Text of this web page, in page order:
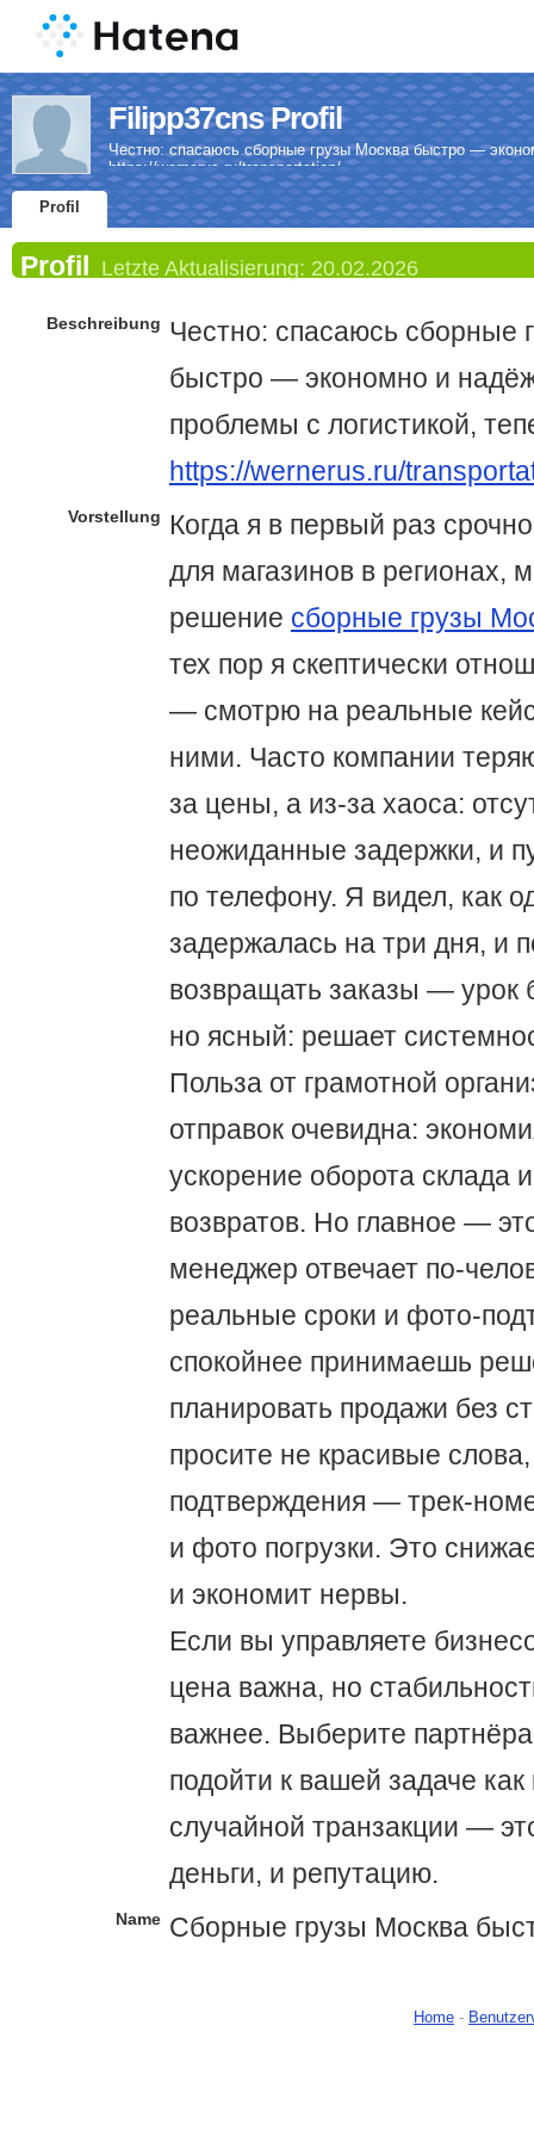
Filipp37cns Profil
Честно: спасаюсь сборные грузы Москва быстро —
https://wernerus.ru/transportation/
Profil
Profil Letzte Aktualisierung: 20.02.2026
Beschreibung Честно: спасаюсь сборные
быстро — экономно и
проблемы с логистикой,
https://wernerus.ru/
Vorstellung
Когда я в первый раз
для магазинов в регионах,
решение сборные грузы
тех пор я скептически
— смотрю на реальные
ними. Часто компании
за цены, а из-за хаоса:
неожиданные задержки, и
по телефону. Я видел, как
задержалась на три дня, и
возвращать заказы — урок
но ясный: решает
Польза от грамотной
отправок очевидна:
ускорение оборота склада
возвратов. Но главное —
менеджер отвечает по-
реальные сроки и фото-
спокойнее принимаешь
планировать продажи без
просите не красивые
подтверждения — трек-
и фото погрузки. Это
и экономит нервы.
Если вы управляете
цена важна, но
важнее. Выберите
подойти к вашей задаче как
случайной транзакции —
деньги, и репутацию.
Name Сборные грузы Москва
Home -